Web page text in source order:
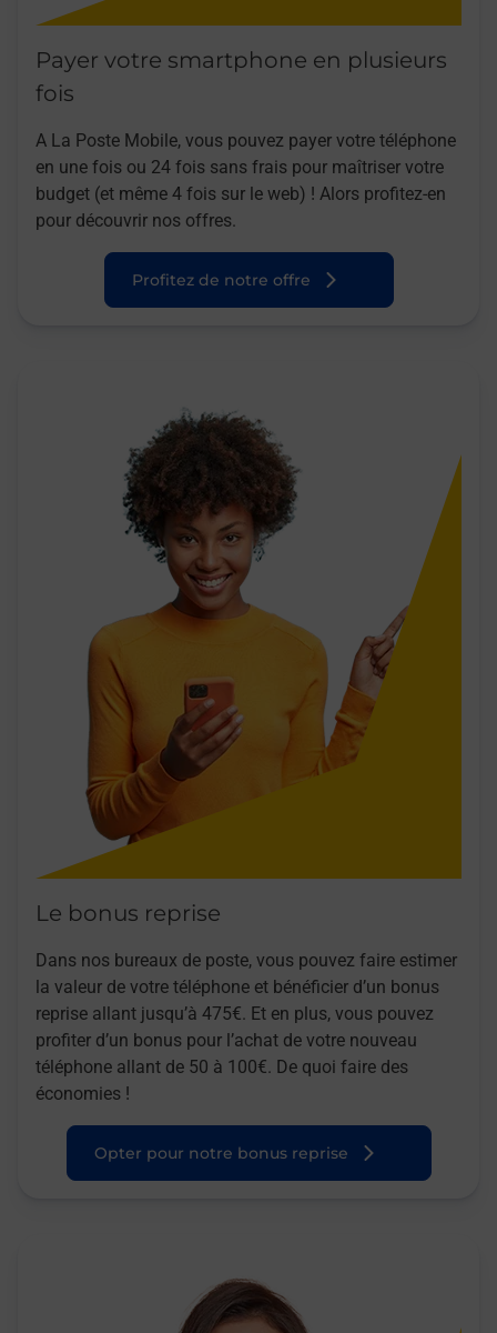
Payer votre smartphone en plusieurs
fois
A La Poste Mobile, vous pouvez payer votre téléphone
en une fois ou 24 fois sans frais pour maîtriser votre
budget (et même 4 fois sur le web) ! Alors profitez-en
pour découvrir nos offres.
Profitez de notre offre
Le bonus reprise
Dans nos bureaux de poste, vous pouvez faire estimer
la valeur de votre téléphone et bénéficier d’un bonus
reprise allant jusqu’à 475€. Et en plus, vous pouvez
profiter d’un bonus pour l’achat de votre nouveau
téléphone allant de 50 à 100€. De quoi faire des
économies !
Opter pour notre bonus reprise